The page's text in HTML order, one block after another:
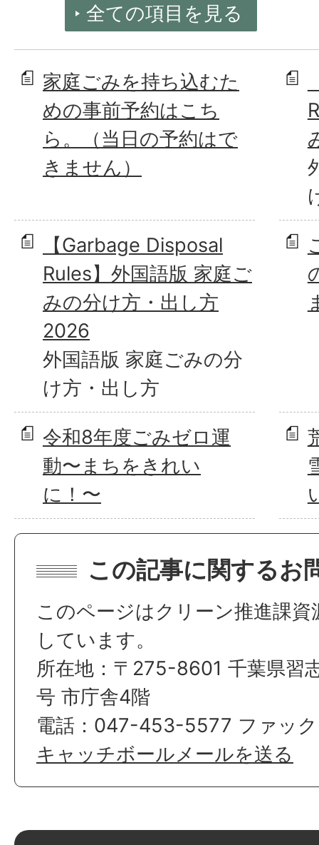
全ての項目を見る
家庭ごみを持ち込むた
めの事前予約はこち
ら。（当日の予約はで
きません）
【Garbage Disposal
Rules】外国語版 家庭ご
みの分け方・出し方
2026
外国語版 家庭ごみの分
け方・出し方
令和8年度ごみゼロ運
動〜まちをきれい
に！〜
この記事に関するお
このページはクリーン推進課資
しています。
所在地：〒275-8601 千葉県習
号 市庁舎4階
電話：047-453-5577 ファッ
キャッチボールメールを送る